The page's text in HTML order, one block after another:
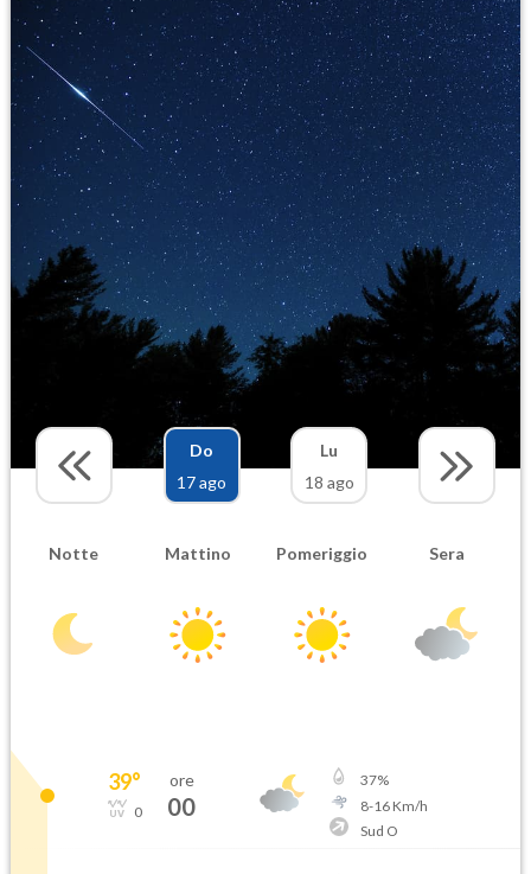
Do
17 ago
Lu
18 ago
Notte Mattino Pomeriggio Sera
39°
0
ore
00
37%
8-16Km/h
Sud O